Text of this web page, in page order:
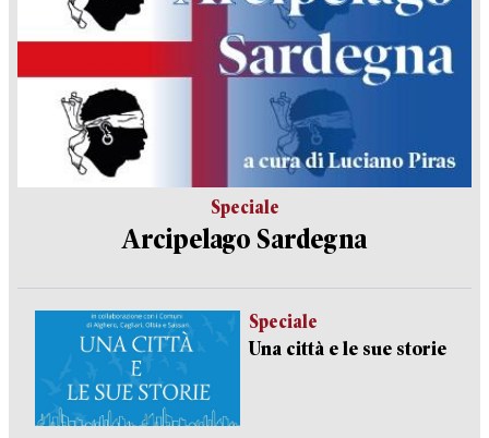
Speciale
Arcipelago Sardegna
Speciale
Una città e le sue storie